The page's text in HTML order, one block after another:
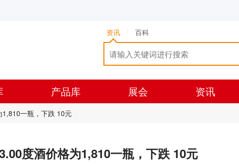
资讯 百科
产品库 展会 资讯
一瓶，下跌 10元
度酒价格为1,810一瓶，下跌 10元